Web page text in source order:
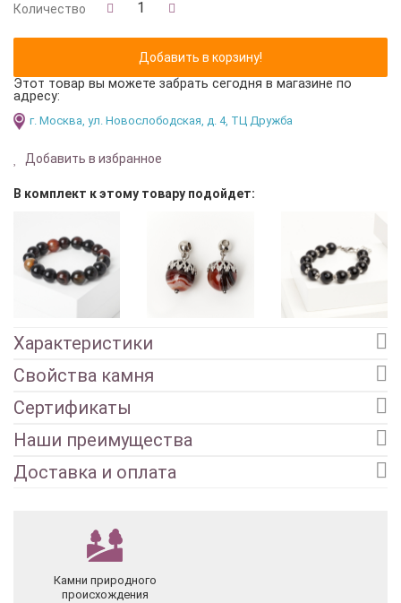
Количество
Этот товар вы можете забрать сегодня в магазине по
адресу:
г. Москва, ул. Новослободская, д. 4, ТЦ Дружба
Добавить в избранное
В комплект к этому товару подойдет:
Характеристики
Свойства камня
Сертификаты
Наши преимущества
Доставка и оплата
Камни природного
происхождения